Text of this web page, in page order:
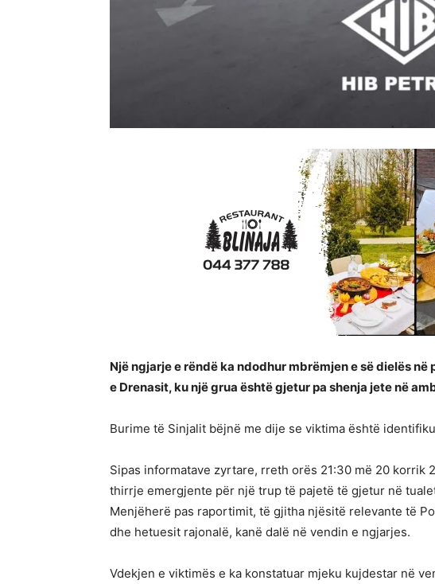
Një ngjarje e rëndë ka ndodhur mbrëmjen e së dielës
e Drenasit, ku një grua është gjetur pa shenja jete në
Burime të Sinjalit bëjnë me dije se viktima është
Sipas informatave zyrtare, rreth orës 21:30 më 20 korrik
thirrje emergjente për një trup të pajetë të gjetur në
Menjëherë pas raportimit, të gjitha njësitë relevante të
dhe hetuesit rajonalë, kanë dalë në vendin e ngjarjes.
Vdekjen e viktimës e ka konstatuar mjeku kujdestar në